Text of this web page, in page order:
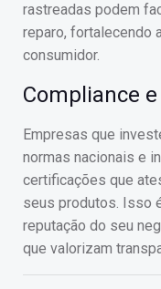
rastreadas podem
reparo, fortalecendo
consumidor.
Compliance
Empresas que
normas nacionais e
certificações que
seus produtos. Isso
reputação do seu
que valorizam